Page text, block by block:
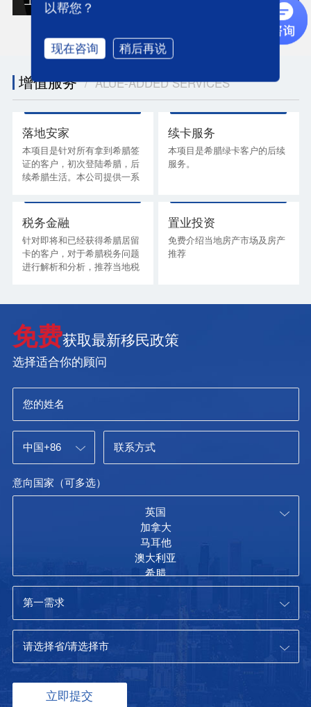
增值服务 / ALUE-ADDED SERVICES
落地安家
本项目是针对所有拿到希腊签
证的客户，初次登陆希腊，后
续希腊生活。本公司提供一系
松享受浪漫的希腊生活.
续卡服务
本项目是希腊绿卡客户的后续
服务。
税务金融
针对即将和已经获得希腊居留
卡的客户，对于希腊税务问题
进行解析和分析，推荐当地税
置业投资
免费介绍当地房产市场及房产
推荐
免费获取最新移民政策
选择适合你的顾问
意向国家（可多选）
以帮您？
现在咨询 稍后再说